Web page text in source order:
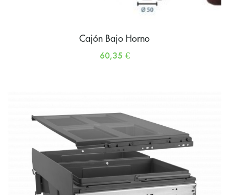
Cajón Bajo Horno
60,35 €